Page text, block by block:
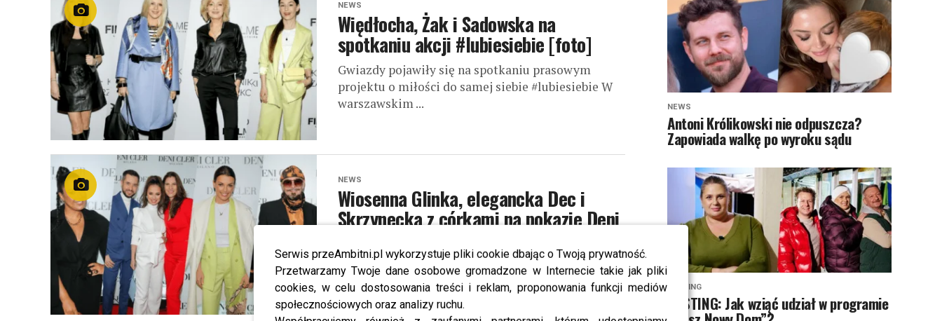
Serwis przeAmbitni.pl wykorzystuje pliki cookie dbając o Twoją prywatność.
Przetwarzamy Twoje dane osobowe gromadzone w Internecie takie jak pliki
cookies, w celu dostosowania treści i reklam, proponowania funkcji mediów
społecznościowych oraz analizy ruchu.
NEWS
Więdłocha, Żak i Sadowska na
spotkaniu akcji #lubiesiebie [foto]
Gwiazdy pojawiły się na spotkaniu prasowym
projektu o miłości do samej siebie #lubiesiebie W
warszawskim ...
NEWS
Wiosenna Glinka, elegancka Dec i
Skrzynecka z córkami na pokazie Deni
Najnowsza kolekcja Deni Cler wiosna/lato 2023
odbyła się pod hasłem “Magia kina”! Zobacz, kto
pojawił się na wydarzeniu 26 stycznia ...
NEWS
Antoni Królikowski nie odpuszcza?
Zapowiada walkę po wyroku sądu
CASTING
CASTING: Jak wziąć udział w programie